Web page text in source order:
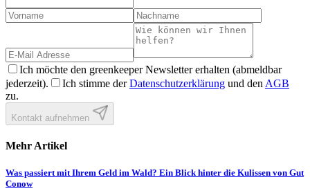
Ich möchte den greenkeeper Newsletter erhalten (abmeldbar
jederzeit).
Ich stimme der Datenschutzerklärung und den AGB
zu.
Kontakt aufnehmen
Mehr Artikel
Was passiert mit Ihrem Geld im Wald? Ein Blick hinter die Kulissen von Gut
Conow